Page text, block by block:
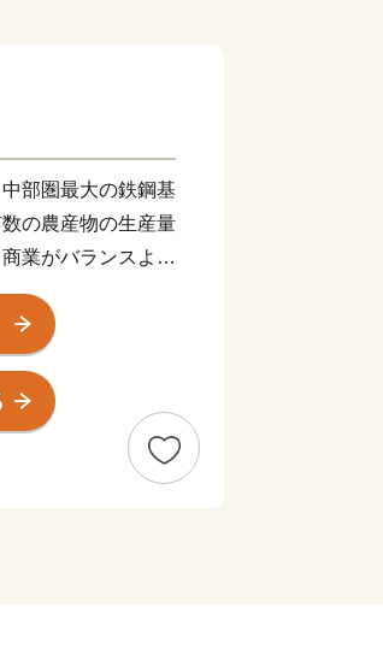
部圏最大の鉄鋼基
の農産物の生産量
業がバランスよく
た立地特性を生か
な事業者が集積
めています。